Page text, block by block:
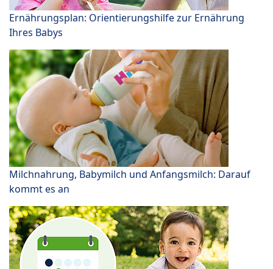
Ernährungsplan: Orientierungshilfe zur Ernährung
Ihres Babys
Milchnahrung, Babymilch und Anfangsmilch: Darauf
kommt es an